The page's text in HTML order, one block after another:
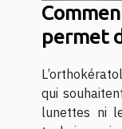
permet
qui
lunettes ni